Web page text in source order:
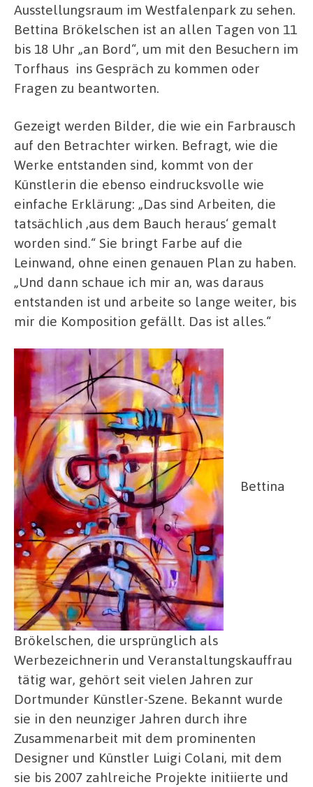
Ausstellungsraum im Westfalenpark zu sehen.
Bettina Brökelschen ist an allen Tagen von 11
bis 18 Uhr „an Bord“, um mit den Besuchern im
Torfhaus ins Gespräch zu kommen oder
Fragen zu beantworten.
Gezeigt werden Bilder, die wie ein Farbrausch
auf den Betrachter wirken. Befragt, wie die
Werke entstanden sind, kommt von der
Künstlerin die ebenso eindrucksvolle wie
einfache Erklärung: „Das sind Arbeiten, die
tatsächlich ,aus dem Bauch heraus‘ gemalt
worden sind.“ Sie bringt Farbe auf die
Leinwand, ohne einen genauen Plan zu haben.
„Und dann schaue ich mir an, was daraus
entstanden ist und arbeite so lange weiter, bis
mir die Komposition gefällt. Das ist alles.“
Bettina
Brökelschen, die ursprünglich als
Werbezeichnerin und Veranstaltungskauffrau
tätig war, gehört seit vielen Jahren zur
Dortmunder Künstler-Szene. Bekannt wurde
sie in den neunziger Jahren durch ihre
Zusammenarbeit mit dem prominenten
Designer und Künstler Luigi Colani, mit dem
sie bis 2007 zahlreiche Projekte initiierte und